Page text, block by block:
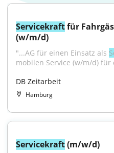
Servicekraft für
(w/m/d)
"...AG für einen Einsatz als
mobilen Service (w/m/d)
DB Zeitarbeit
Hamburg
Servicekraft (m/w/d)